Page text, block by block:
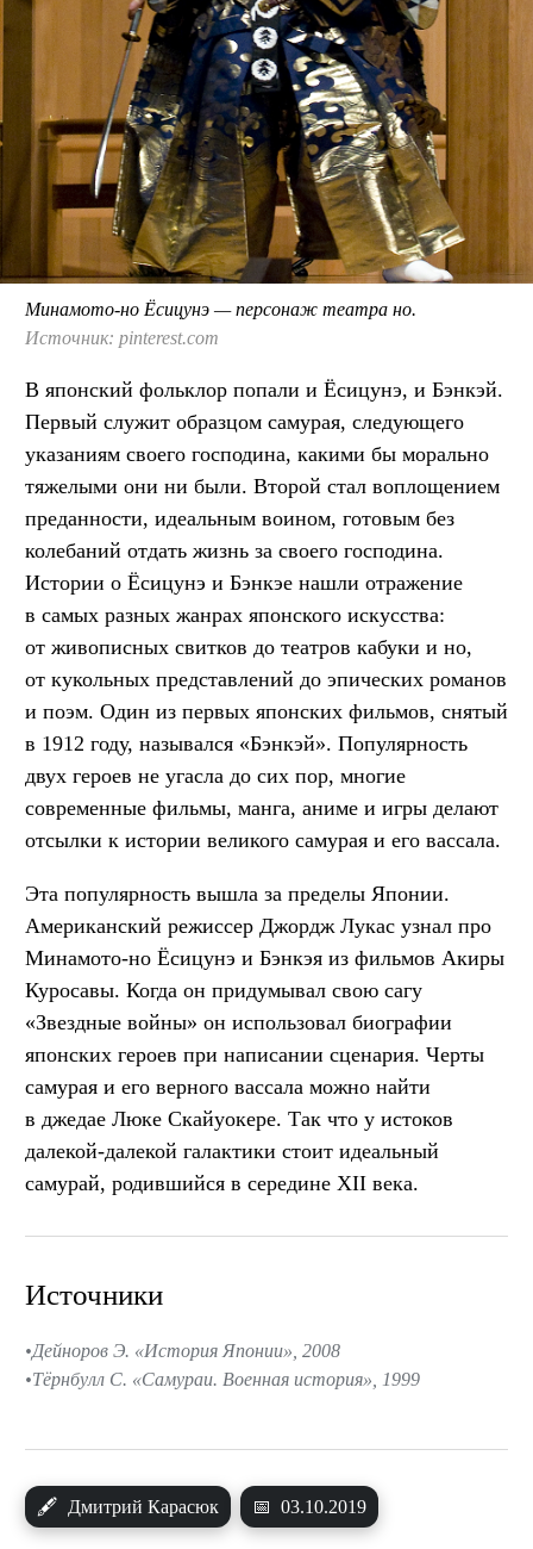
Минамото-но Ёсицунэ — персонаж театра но.
Источник: pinterest.com
В японский фольклор попали и Ёсицунэ, и Бэнкэй.
Первый служит образцом самурая, следующего
указаниям своего господина, какими бы морально
тяжелыми они ни были. Второй стал воплощением
преданности, идеальным воином, готовым без
колебаний отдать жизнь за своего господина.
Истории о Ёсицунэ и Бэнкэе нашли отражение
в самых разных жанрах японского искусства:
от живописных свитков до театров кабуки и но,
от кукольных представлений до эпических романов
и поэм. Один из первых японских фильмов, снятый
в 1912 году, назывался «Бэнкэй». Популярность
двух героев не угасла до сих пор, многие
современные фильмы, манга, аниме и игры делают
отсылки к истории великого самурая и его вассала.
Эта популярность вышла за пределы Японии.
Американский режиссер Джордж Лукас узнал про
Минамото-но Ёсицунэ и Бэнкэя из фильмов Акиры
Куросавы. Когда он придумывал свою сагу
«Звездные войны» он использовал биографии
японских героев при написании сценария. Черты
самурая и его верного вассала можно найти
в джедае Люке Скайуокере. Так что у истоков
далекой-далекой галактики стоит идеальный
самурай, родившийся в середине XII века.
🖋 Дмитрий Карасюк 📅 03.10.2019
Источники
Дейноров Э. «История Японии», 2008
Тёрнбулл С. «Самураи. Военная история», 1999